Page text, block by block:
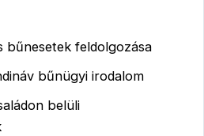
bűnesetek feldolgozása
bűnügyi irodalom
belüli